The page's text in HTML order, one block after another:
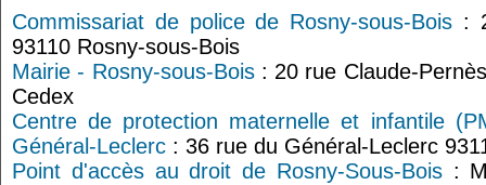
Commissariat de police de Rosny-sous-Bois :
93110 Rosny-sous-Bois
Mairie - Rosny-sous-Bois: 20 rue Claude-
Cedex
Centre de protection maternelle et infantile
Général-Leclerc : 36 rue du Général-Leclerc
Point d'accès au droit de Rosny-Sous-Bois: